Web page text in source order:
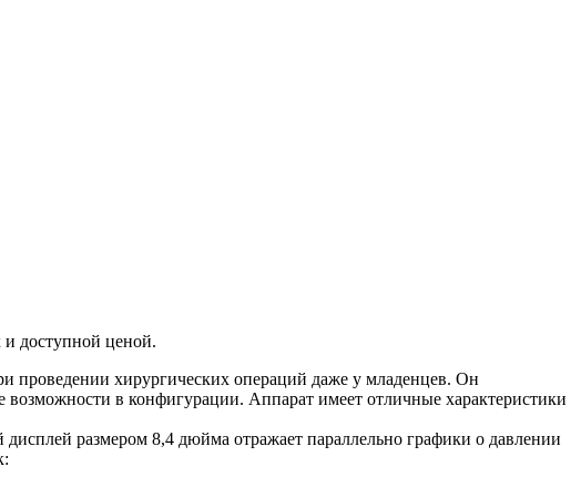
и доступной ценой.
проведении хирургических операций даже у младенцев. Он
в конфигурации. Аппарат имеет отличные характеристики
размером 8,4 дюйма отражает параллельно графики о давлении